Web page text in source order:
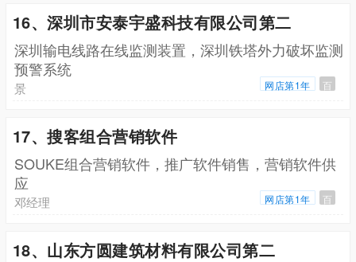
16、深圳市安泰宇盛科技有限公司第二
深圳输电线路在线监测装置，深圳铁塔外力破坏监测
预警系统
景 网店第1年 百
17、搜客组合营销软件
SOUKE组合营销软件，推广软件销售，营销软件供
应
邓经理 网店第1年 百
18、山东方圆建筑材料有限公司第二